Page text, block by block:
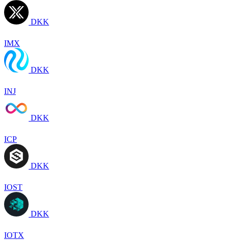
DKK
IMX
DKK
INJ
DKK
ICP
DKK
IOST
DKK
IOTX